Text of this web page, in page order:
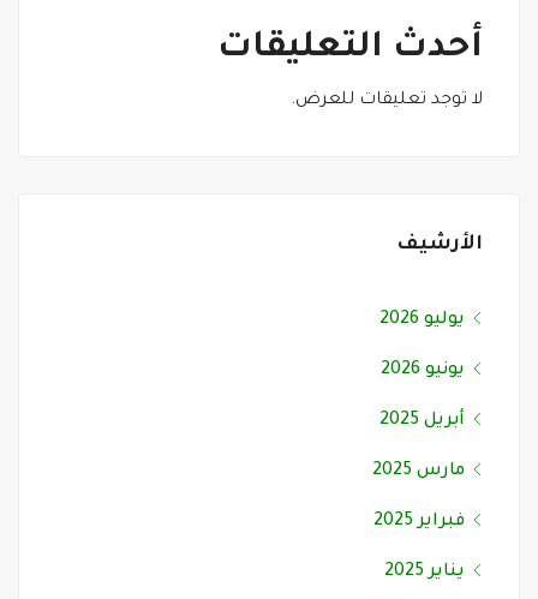
أحدث التعليقات
لا توجد تعليقات للعرض.
الأرشيف
يوليو 2026
يونيو 2026
أبريل 2025
مارس 2025
فبراير 2025
يناير 2025